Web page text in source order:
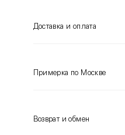
Доставка и оплата
Примерка по Москве
Возврат и обмен